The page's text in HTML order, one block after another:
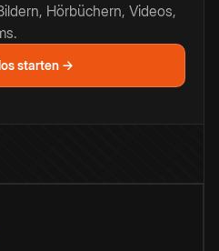
Hörbüchern, Videos,
starten →